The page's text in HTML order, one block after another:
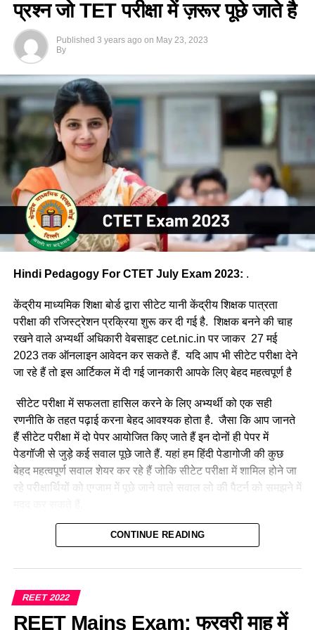
प्रश्न जो TET परीक्षा में ज़रूर पूछे जाते है
Published 3 years ago on May 23, 2023
By
Hindi Pedagogy For CTET July Exam 2023: .
केंद्रीय माध्यमिक शिक्षा बोर्ड द्वारा सीटेट यानी केंद्रीय शिक्षक पात्रता
परीक्षा की रजिस्ट्रेशन प्रक्रिया शुरू कर दी गई है. शिक्षक बनने की चाह
रखने वाले अभ्यर्थी अधिकारी वेबसाइट cet.nic.in पर जाकर 27 मई
2023 तक ऑनलाइन आवेदन कर सकते हैं. यदि आप भी सीटेट परीक्षा देने
जा रहे हैं तो इस आर्टिकल में दी गई जानकारी आपके लिए बेहद महत्वपूर्ण है
सीटेट परीक्षा में सफलता हासिल करने के लिए अभ्यर्थी को एक सही
रणनीति के तहत पढ़ाई करना बेहद आवश्यक होता है. जैसा कि आप जानते
हैं सीटेट परीक्षा में दो पेपर आयोजित किए जाते हैं इन दोनों ही पेपर में
पेडगॉजी से जुड़े कई सवाल पूछे जाते हैं. यहां हम हिंदी पेडागोजी की कुछ
बेहद महत्वपूर्ण सवाल शेयर कर रहे हैं जोकि सीटेट परीक्षा में शामिल होने जा
रहे परीक्षार्थियों को एग्जाम में पूछे जाने वाले सवाल लो की पैटर्न को समझने में
हमारे द्वारा प्रतिदिन CTET July 2023 के लिए प्रैक्टिस सेट, प्रीवियस
रही है। इसी संदर्भ में आज हम ‘हिंदी भाषा शिक्षण शास्त्र’(Hindi
आए हैं, जो की परीक्षा में अक्सर पूछे जाते रहे हैं और आगे भी उनके पूछे जाने
की संभावना है। परीक्षा से पूर्व अभ्यर्थियों को इन प्रश्नों का अध्ययन परीक्षा
CONTINUE READING
REET 2022
REET Mains Exam: फरवरी माह में